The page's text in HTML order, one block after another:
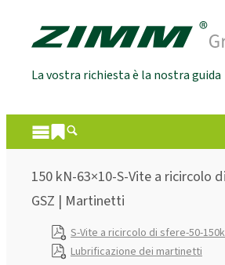
La vostra richiesta è la nostra guida
150 kN-63×10-S-Vite a ricircolo
GSZ | Martinetti
S-Vite a ricircolo di sfere-50-
Lubrificazione dei martinetti